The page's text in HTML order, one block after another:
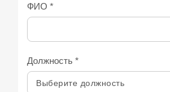
ФИО *
Должность *